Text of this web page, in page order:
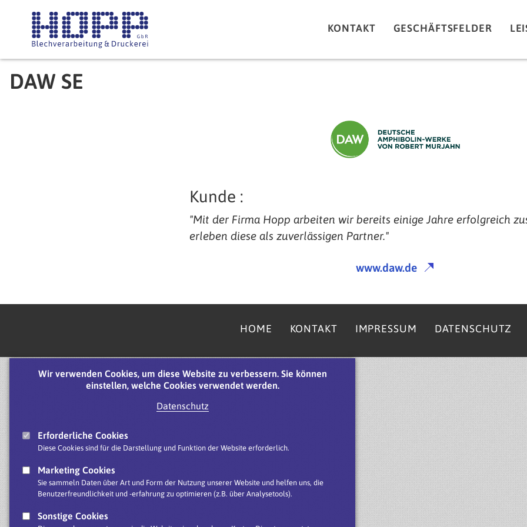
Wir verwenden Cookies, um diese Website zu verbessern. Sie können
einstellen, welche Cookies verwendet werden.
Datenschutz
Erforderliche Cookies
Diese Cookies sind für die Darstellung und Funktion der Website erforderlich.
Marketing Cookies
Sie sammeln Daten über Art und Form der Nutzung unserer Website und helfen uns, die
Benutzerfreundlichkeit und -erfahrung zu optimieren (z.B. über Analysetools).
Sonstige Cookies
KONTAKT GESCHÄFTSFELDER
DAW SE
Kunde
"Mit der Firma Hopp arbeiten wir bereits einige Jahre erfolgreich
erleben diese als zuverlässigen Partner."
www.daw.de
HOME KONTAKT IMPRESSUM DATENSCHUTZ